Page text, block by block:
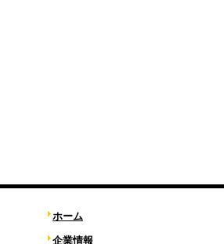
ホーム
企業情報